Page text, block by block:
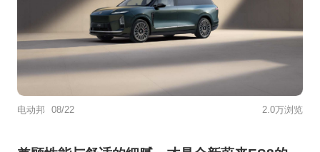
电动邦 08/22 2.0万浏览